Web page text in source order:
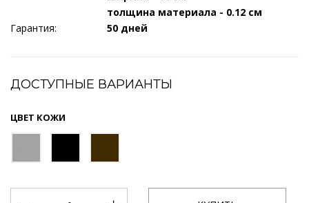
толщина материала - 0.12 см
Гарантия:
50 дней
ДОСТУПНЫЕ ВАРИАНТЫ
ЦВЕТ КОЖИ